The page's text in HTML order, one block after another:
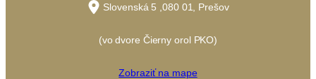
Slovenská 5 ,080 01, Prešov
(vo dvore Čierny orol PKO)
Zobraziť na mape